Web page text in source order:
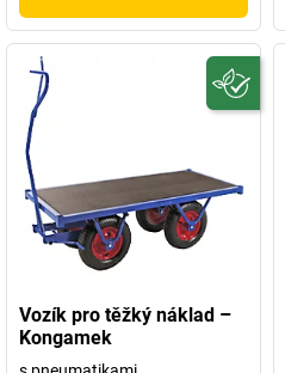
Vozík pro těžký náklad –
Kongamek